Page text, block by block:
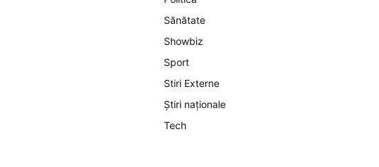
Sănătate
Showbiz
Sport
Stiri Externe
Știri naționale
Tech